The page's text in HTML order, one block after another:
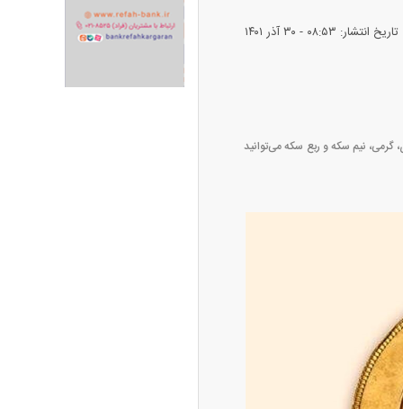
تاریخ انتشار: ۰۸:۵۳ - ۳۰ آذر ۱۴۰۱
بهار آزادی، گرمی، نیم سکه و ربع سکه می‌توانید